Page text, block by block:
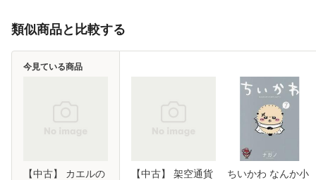
類似商品と比較する
【中古】 カエルの
今見ている商品
【中古】 架空通貨
ちいかわ なんか小